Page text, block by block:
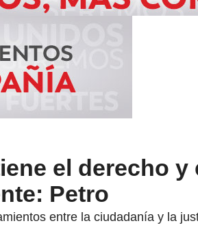
el derecho y
Petro
entre la ciudadanía y la